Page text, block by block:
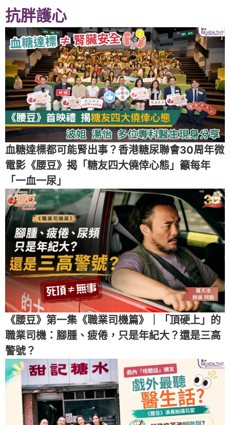
抗胖護心
血糖達標都可能腎出事？香港糖尿聯會30周年微
電影《腰豆》揭「糖友四大僥倖心態」籲每年
「一血一尿」
《腰豆》第一集《職業司機篇》｜「頂硬上」的
職業司機：腳腫、疲倦，只是年紀大？還是三高
警號？